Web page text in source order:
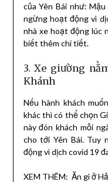
của Yên Bái như:
ngừng hoạt động vì
nhà xe hoạt động lúc
biết thêm chi tiết.
3. Xe giường
Khánh
Nếu hành khách
khác thì có thể chọn
này đón khách mỗi
cho tới Yên Bái. Tuy
động vì dịch covid 19
XEM THÊM: Ăn gì ở